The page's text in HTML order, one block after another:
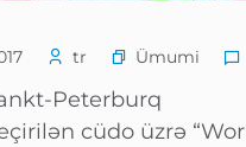
tr Ümumi
Peterburq
cüdo üzrə